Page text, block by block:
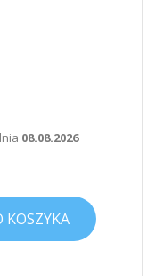
08.08.2026
KOSZYKA